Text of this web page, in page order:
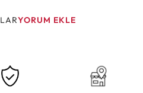
YORUM EKLE